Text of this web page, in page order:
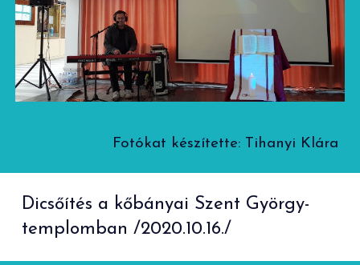
Fotókat készítette: Tihanyi Klára
Dicsőítés a kőbányai Szent György-
templomban /2020.10.16./